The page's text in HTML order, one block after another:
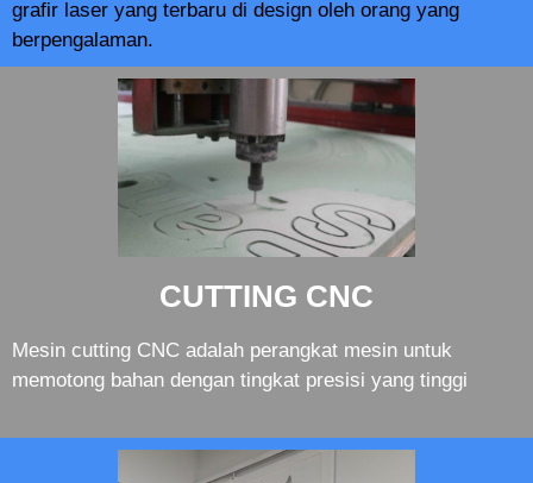
grafir laser yang terbaru di design oleh orang yang
berpengalaman.
CUTTING CNC
Mesin cutting CNC adalah perangkat mesin untuk
memotong bahan dengan tingkat presisi yang tinggi